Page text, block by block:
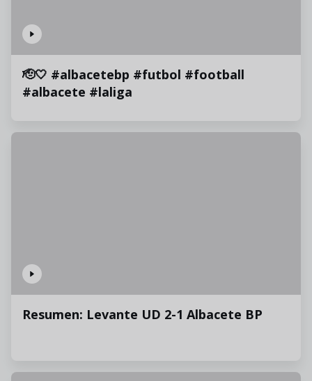
🫡🤍 #albacetebp #futbol #football
#albacete #laliga
Resumen: Levante UD 2-1 Albacete BP